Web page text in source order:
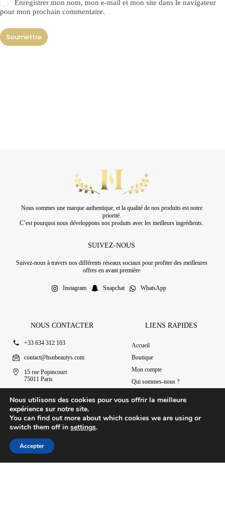
Enregistrer mon nom, mon e-mail et mon site dans le navigateur
pour mon prochain commentaire.
Soumettre
Nous sommes une marque authentique, et la qualité de nos produits est notre
priorité.
C’est pourquoi nous développons nos produits avec les meilleurs ingrédients.
SUIVEZ-NOUS
Suivez-nous à travers nos différents réseaux sociaux pour profiter des meilleures
offres en avant première
Instagram Snapchat WhatsApp
NOUS CONTACTER
+33 634 312 103
contact@hsnbeautys.com
15 rue Popincourt
75011 Paris
LIENS RAPIDES
Accueil
Boutique
Mon compte
Qui sommes-nous ?
Nous utilisons des cookies pour vous offrir la meilleure
expérience sur notre site.
You can find out more about which cookies we are using or
switch them off in settings.
Accepter
Accueil